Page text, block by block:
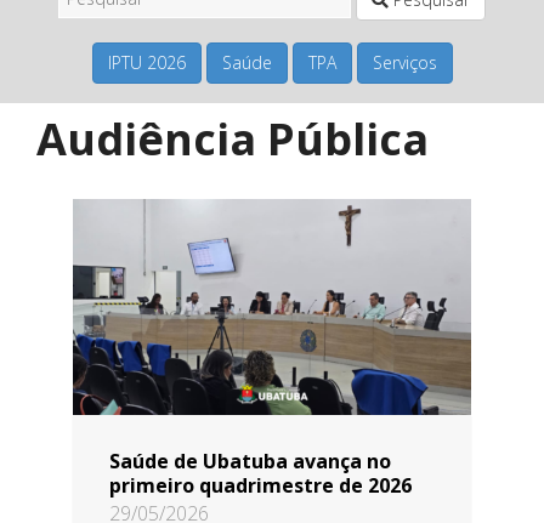
IPTU 2026 Saúde TPA Serviços
Audiência Pública
Saúde de Ubatuba avança no
primeiro quadrimestre de 2026
29/05/2026